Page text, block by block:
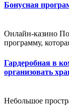
Бонусная
Онлайн-казино
программу,
Гардеробная в
организовать
Небольшое